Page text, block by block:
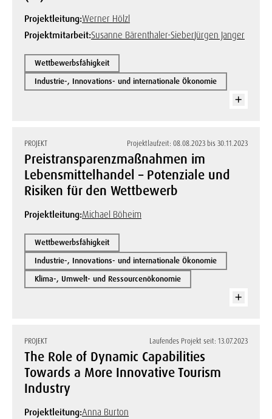
Projektleitung:Werner Hölzl
Projektmitarbeit:Susanne Bärenthaler-SieberJürgen Janger
Wettbewerbsfähigkeit
Industrie-, Innovations- und internationale Ökonomie
PROJEKT Projektlaufzeit: 08.08.2023 bis 30.11.2023
Preistransparenzmaßnahmen im
Lebensmittelhandel – Potenziale und
Risiken für den Wettbewerb
Projektleitung:Michael Böheim
Wettbewerbsfähigkeit
Industrie-, Innovations- und internationale Ökonomie
Klima-, Umwelt- und Ressourcenökonomie
PROJEKT Laufendes Projekt seit: 13.07.2023
The Role of Dynamic Capabilities
Towards a More Innovative Tourism
Industry
Projektleitung:Anna Burton